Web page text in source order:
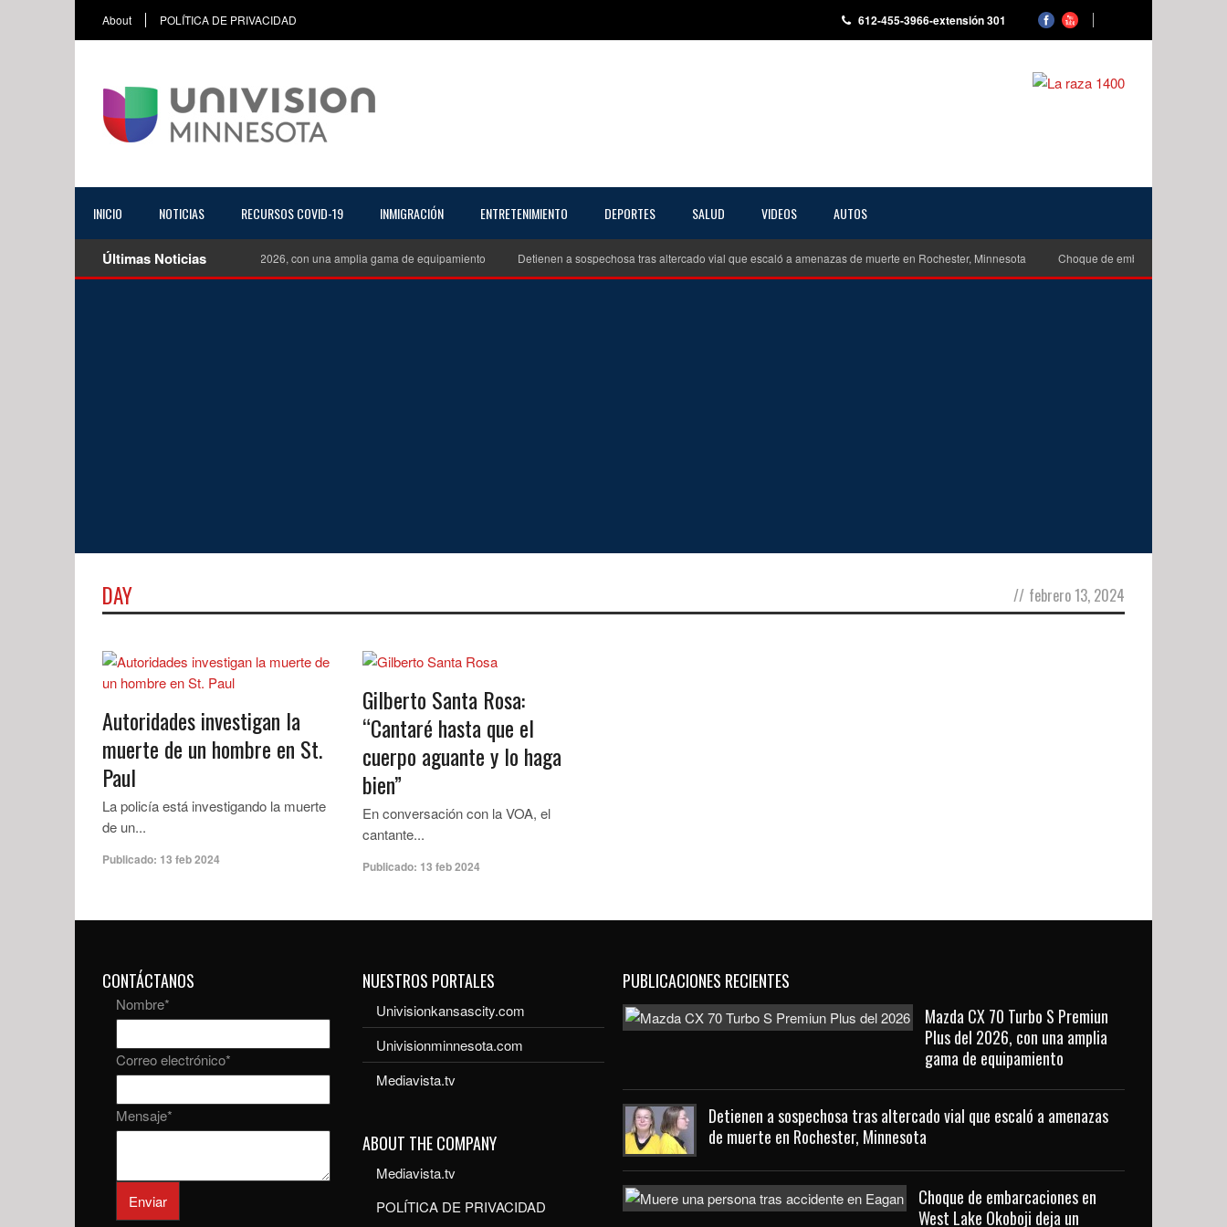
About POLÍTICA DE PRIVACIDAD 612-455-3966-extensión 301
INICIO NOTICIAS RECURSOS COVID-19 INMIGRACIÓN ENTRETENIMIENTO DEPORTES SALUD VIDEOS AUTOS
Últimas Noticias
Mazda CX 70 Turbo S Premiun Plus del 2026, con una amplia gama de equipamiento Detienen a sospechosa tras altercado vial que escaló a amenazas de muerte en Rochester, Minnesota Choque de embarcaciones en
DAY // febrero 13, 2024
Autoridades investigan la
muerte de un hombre en St.
Paul
La policía está investigando la muerte
de un...
Publicado: 13 feb 2024
Gilberto Santa Rosa:
“Cantaré hasta que el
cuerpo aguante y lo haga
bien”
En conversación con la VOA, el
cantante...
Publicado: 13 feb 2024
CONTÁCTANOS
Nombre*
Correo electrónico*
Mensaje*
Enviar
NUESTROS PORTALES
Univisionkansascity.com
Univisionminnesota.com
Mediavista.tv
ABOUT THE COMPANY
Mediavista.tv
POLÍTICA DE PRIVACIDAD
PUBLICACIONES RECIENTES
Mazda CX 70 Turbo S Premiun
Plus del 2026, con una amplia
gama de equipamiento
Detienen a sospechosa tras altercado vial que escaló a amenazas
de muerte en Rochester, Minnesota
Choque de embarcaciones en
West Lake Okoboji deja un